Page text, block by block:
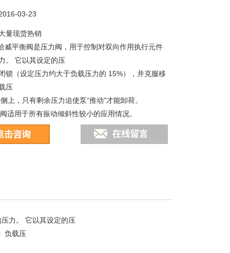
03-23
量现货热销
威平衡阀是压力阀，用于控制对双向作用执行元件
。 它以其设定的压
锁（设定压力约大于负载压力的 15%），并克服移
压
上，只有剩余压力迫使泵“推动"才能卸荷。
适用于所有振动倾斜性较小的应用情况。
力。 它以其设定的压
负载压